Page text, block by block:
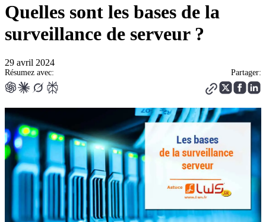
Quelles sont les bases de la
surveillance de serveur ?
29 avril 2024
Résumez avec: Partager: